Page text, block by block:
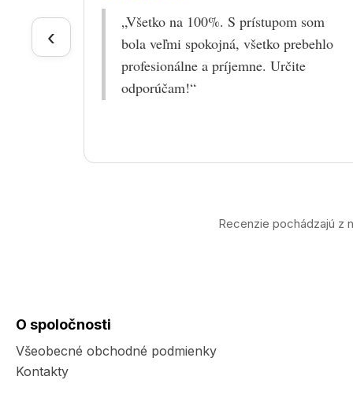
‹
„Všetko na 100%. S prístupom som
bola veľmi spokojná, všetko prebehlo
profesionálne a príjemne. Určite
odporúčam!“
Recenzie pochádzajú z
O spoločnosti
Všeobecné obchodné podmienky
Kontakty